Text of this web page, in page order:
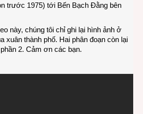
trước 1975) tới Bến Bạch Đằng bên
này, chúng tôi chỉ ghi lại hình ảnh ở
xuân thành phố. Hai phân đoạn còn lại
2. Cảm ơn các bạn.